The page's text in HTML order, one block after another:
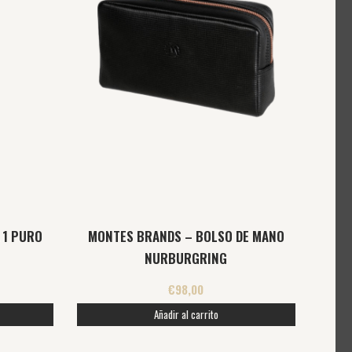
PURO
MONTES BRANDS – BOLSO DE MANO
NURBURGRING
€98,00
Añadir al carrito